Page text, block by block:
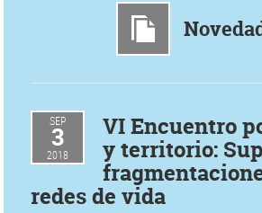
SEP
3
2018
VI Encuentro
y territorio:
redes de vida